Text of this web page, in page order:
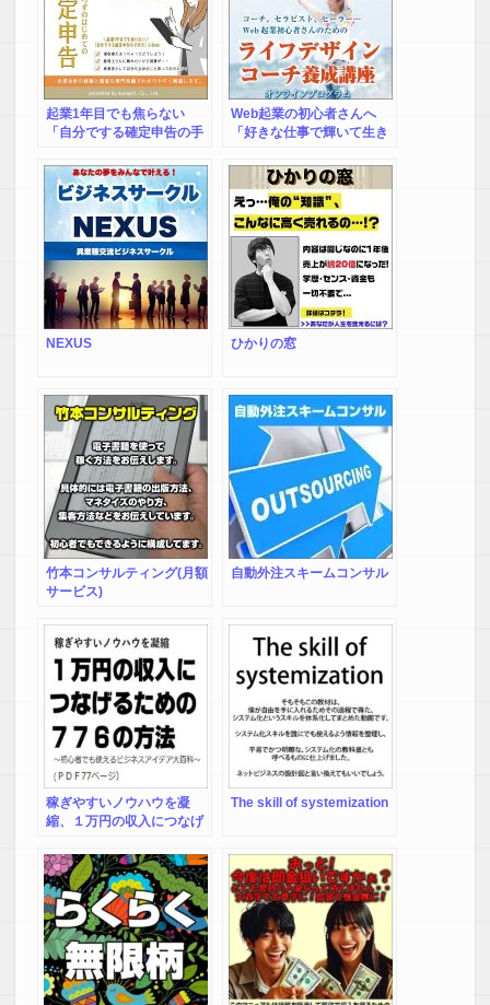
起業1年目でも焦らない
「自分でする確定申告の手
Web起業の初心者さんへ
「好きな仕事で輝いて生き
フデザインコーチ養成講座
NEXUS ひかりの窓
竹本コンサルティング(月額
サービス)
自動外注スキームコンサル
稼ぎやすいノウハウを凝
縮、１万円の収入につなげ
者でも使えるビジネスアイ
デア大百科～
The skill of systemization